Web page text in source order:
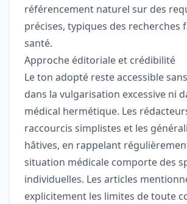
référencement naturel sur des
précises, typiques des recherches
santé.
Approche éditoriale et crédibilité
Le ton adopté reste accessible
dans la vulgarisation excessive ni
médical hermétique. Les
raccourcis simplistes et les
hâtives, en rappelant
situation médicale comporte des
individuelles. Les articles
explicitement les limites de toute